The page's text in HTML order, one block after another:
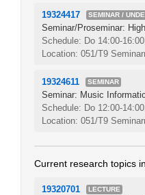
19324417 SEMINAR /
Seminar/Proseminar:
Schedule: Do 14:00-
Location: 051/T9
19324611 SEMINAR
Seminar: Music
Schedule: Do 12:00-
Location: 051/T9
Current research topics
19320701 LECTURE